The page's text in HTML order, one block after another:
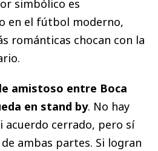
simbólico es
en el fútbol moderno,
románticas chocan con la
amistoso entre Boca
en stand by. No hay
acuerdo cerrado, pero sí
ambas partes. Si logran